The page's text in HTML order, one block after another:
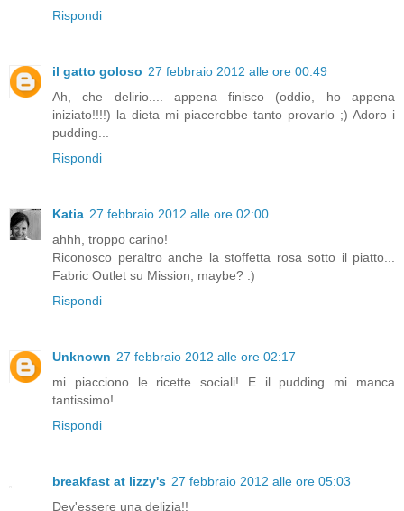
Rispondi
il gatto goloso 27 febbraio 2012 alle ore 00:49
Ah, che delirio.... appena finisco (oddio, ho appena
iniziato!!!!) la dieta mi piacerebbe tanto provarlo ;) Adoro i
pudding...
Rispondi
Katia 27 febbraio 2012 alle ore 02:00
ahhh, troppo carino!
Riconosco peraltro anche la stoffetta rosa sotto il piatto...
Fabric Outlet su Mission, maybe? :)
Rispondi
Unknown 27 febbraio 2012 alle ore 02:17
mi piacciono le ricette sociali! E il pudding mi manca
tantissimo!
Rispondi
breakfast at lizzy's 27 febbraio 2012 alle ore 05:03
Dev'essere una delizia!!